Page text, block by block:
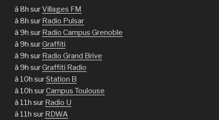
à 8h surVillages FM
à 8h sur Radio Pulsar
à 9h sur Radio Campus Grenoble
à 9h surGraffiti
à 9h sur Radio Grand Brive
à 9h surGraffiti Radio
à 10h surStation B
à 10h surCampus Toulouse
à 11h sur Radio U
à 11h sur RDWA